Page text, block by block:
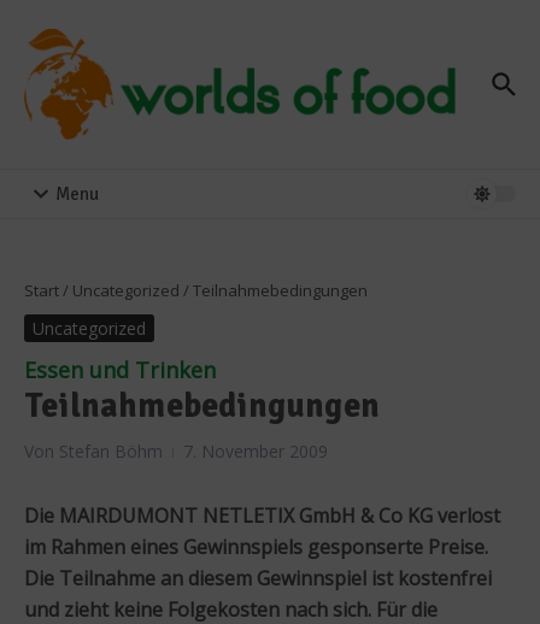
Menu
Start/ Uncategorized / Teilnahmebedingungen
Uncategorized
Essen und Trinken
Teilnahmebedingungen
Von Stefan Böhm 7. November 2009
Die MAIRDUMONT NETLETIX GmbH & Co KG verlost
im Rahmen eines Gewinnspiels gesponserte Preise.
Die Teilnahme an diesem Gewinnspiel ist kostenfrei
und zieht keine Folgekosten nach sich. Für die